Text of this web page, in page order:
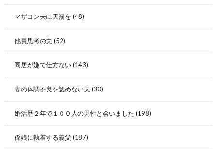
マザコン夫に天罰を (48)
他責思考の夫 (52)
同居が嫌で仕方ない(143)
妻の体調不良を認めない夫 (30)
婚活歴２年で１００人の男性と会いました (198)
孫娘に執着する義父 (187)